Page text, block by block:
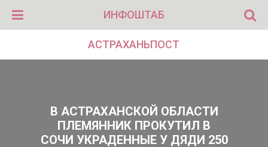
ИНФОШТАБ
АСТРАХАНЬПОСТ
В АСТРАХАНСКОЙ ОБЛАСТИ
ПЛЕМЯННИК ПРОКУТИЛ В
СОЧИ УКРАДЕННЫЕ У ДЯДИ 250